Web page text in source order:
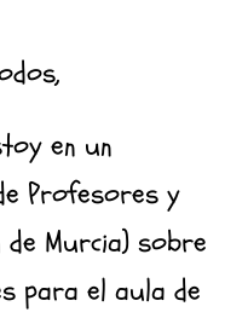
en un
Profesores y
de Murcia) sobre
para el aula de